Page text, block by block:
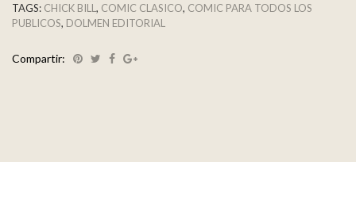
TAGS: CHICK BILL , COMIC CLASICO, COMIC PARA TODOS LOS
PUBLICOS, DOLMEN EDITORIAL
Compartir: